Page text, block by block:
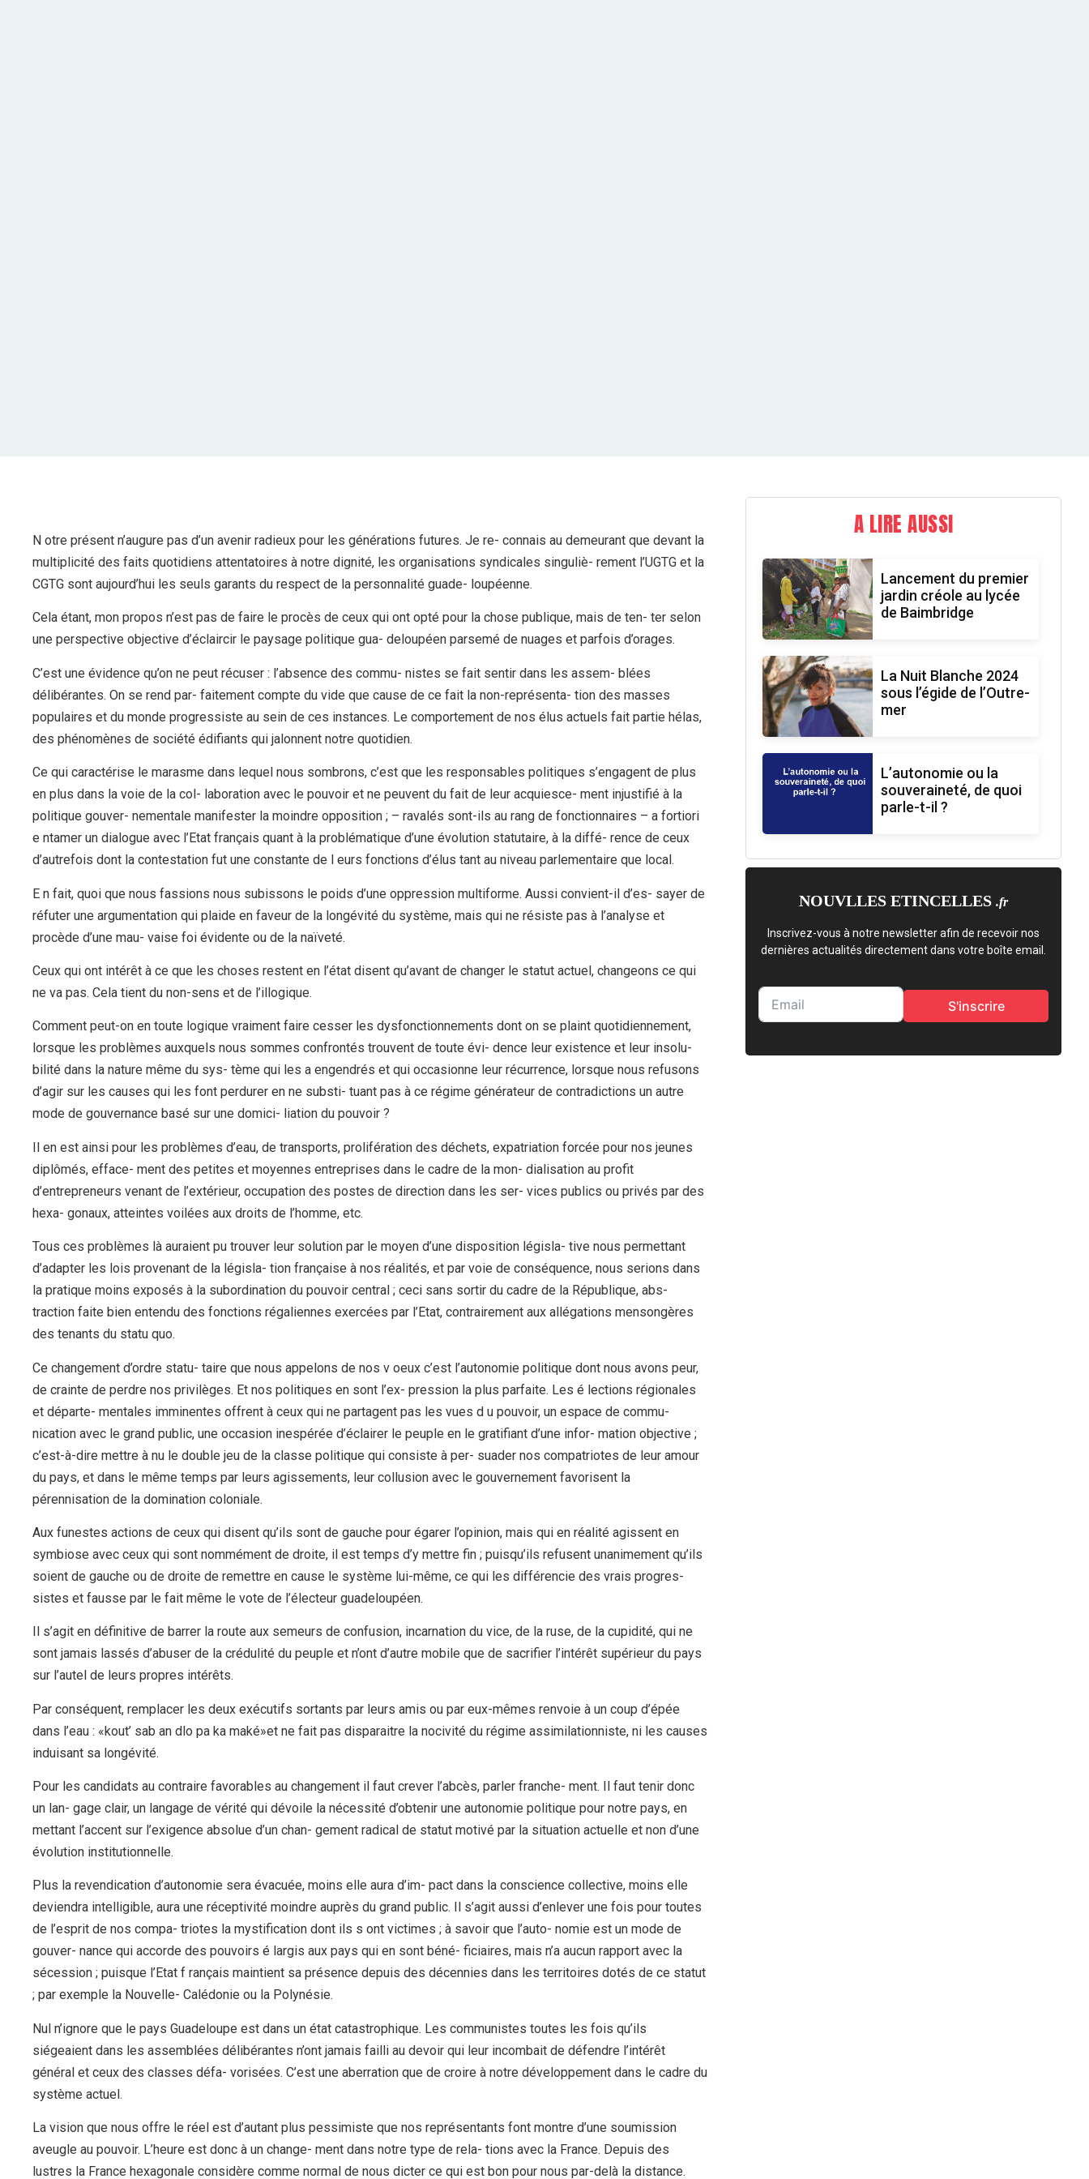
N otre présent n’augure pas d’un avenir radieux pour les générations futures. Je re- connais au demeurant que devant la
multiplicité des faits quotidiens attentatoires à notre dignité, les organisations syndicales singuliè- rement l’UGTG et la
CGTG sont aujourd’hui les seuls garants du respect de la personnalité guade- loupéenne.
Cela étant, mon propos n’est pas de faire le procès de ceux qui ont opté pour la chose publique, mais de ten- ter selon
une perspective objective d’éclaircir le paysage politique gua- deloupéen parsemé de nuages et parfois d’orages.
C’est une évidence qu’on ne peut récuser : l’absence des commu- nistes se fait sentir dans les assem- blées
délibérantes. On se rend par- faitement compte du vide que cause de ce fait la non-représenta- tion des masses
populaires et du monde progressiste au sein de ces instances. Le comportement de nos élus actuels fait partie hélas,
des phénomènes de société édifiants qui jalonnent notre quotidien.
Ce qui caractérise le marasme dans lequel nous sombrons, c’est que les responsables politiques s’engagent de plus
en plus dans la voie de la col- laboration avec le pouvoir et ne peuvent du fait de leur acquiesce- ment injustifié à la
politique gouver- nementale manifester la moindre opposition ; – ravalés sont-ils au rang de fonctionnaires – a fortiori
e ntamer un dialogue avec l’Etat français quant à la problématique d’une évolution statutaire, à la diffé- rence de ceux
d’autrefois dont la contestation fut une constante de l eurs fonctions d’élus tant au niveau parlementaire que local.
E n fait, quoi que nous fassions nous subissons le poids d’une oppression multiforme. Aussi convient-il d’es- sayer de
réfuter une argumentation qui plaide en faveur de la longévité du système, mais qui ne résiste pas à l’analyse et
procède d’une mau- vaise foi évidente ou de la naïveté.
Ceux qui ont intérêt à ce que les choses restent en l’état disent qu’avant de changer le statut actuel, changeons ce qui
ne va pas. Cela tient du non-sens et de l’illogique.
Comment peut-on en toute logique vraiment faire cesser les dysfonctionnements dont on se plaint quotidiennement,
lorsque les problèmes auxquels nous sommes confrontés trouvent de toute évi- dence leur existence et leur insolu-
bilité dans la nature même du sys- tème qui les a engendrés et qui occasionne leur récurrence, lorsque nous refusons
d’agir sur les causes qui les font perdurer en ne substi- tuant pas à ce régime générateur de contradictions un autre
mode de gouvernance basé sur une domici- liation du pouvoir ?
Il en est ainsi pour les problèmes d’eau, de transports, prolifération des déchets, expatriation forcée pour nos jeunes
diplômés, efface- ment des petites et moyennes entreprises dans le cadre de la mon- dialisation au profit
d’entrepreneurs venant de l’extérieur, occupation des postes de direction dans les ser- vices publics ou privés par des
hexa- gonaux, atteintes voilées aux droits de l’homme, etc.
Tous ces problèmes là auraient pu trouver leur solution par le moyen d’une disposition législa- tive nous permettant
d’adapter les lois provenant de la législa- tion française à nos réalités, et par voie de conséquence, nous serions dans
la pratique moins exposés à la subordination du pouvoir central ; ceci sans sortir du cadre de la République, abs-
traction faite bien entendu des fonctions régaliennes exercées par l’Etat, contrairement aux allégations mensongères
des tenants du statu quo.
Ce changement d’ordre statu- taire que nous appelons de nos v oeux c’est l’autonomie politique dont nous avons peur,
de crainte de perdre nos privilèges. Et nos politiques en sont l’ex- pression la plus parfaite. Les é lections régionales
et départe- mentales imminentes offrent à ceux qui ne partagent pas les vues d u pouvoir, un espace de commu-
nication avec le grand public, une occasion inespérée d’éclairer le peuple en le gratifiant d’une infor- mation objective ;
c’est-à-dire mettre à nu le double jeu de la classe politique qui consiste à per- suader nos compatriotes de leur amour
du pays, et dans le même temps par leurs agissements, leur collusion avec le gouvernement favorisent la
pérennisation de la domination coloniale.
Aux funestes actions de ceux qui disent qu’ils sont de gauche pour égarer l’opinion, mais qui en réalité agissent en
symbiose avec ceux qui sont nommément de droite, il est temps d’y mettre fin ; puisqu’ils refusent unanimement qu’ils
soient de gauche ou de droite de remettre en cause le système lui-même, ce qui les différencie des vrais progres-
sistes et fausse par le fait même le vote de l’électeur guadeloupéen.
Il s’agit en définitive de barrer la route aux semeurs de confusion, incarnation du vice, de la ruse, de la cupidité, qui ne
sont jamais lassés d’abuser de la crédulité du peuple et n’ont d’autre mobile que de sacrifier l’intérêt supérieur du pays
sur l’autel de leurs propres intérêts.
Par conséquent, remplacer les deux exécutifs sortants par leurs amis ou par eux-mêmes renvoie à un coup d’épée
dans l’eau : «kout’ sab an dlo pa ka maké»et ne fait pas disparaitre la nocivité du régime assimilationniste, ni les causes
induisant sa longévité.
Pour les candidats au contraire favorables au changement il faut crever l’abcès, parler franche- ment. Il faut tenir donc
un lan- gage clair, un langage de vérité qui dévoile la nécessité d’obtenir une autonomie politique pour notre pays, en
mettant l’accent sur l’exigence absolue d’un chan- gement radical de statut motivé par la situation actuelle et non d’une
évolution institutionnelle.
Plus la revendication d’autonomie sera évacuée, moins elle aura d’im- pact dans la conscience collective, moins elle
deviendra intelligible, aura une réceptivité moindre auprès du grand public. Il s’agit aussi d’enlever une fois pour toutes
de l’esprit de nos compa- triotes la mystification dont ils s ont victimes ; à savoir que l’auto- nomie est un mode de
gouver- nance qui accorde des pouvoirs é largis aux pays qui en sont béné- ficiaires, mais n’a aucun rapport avec la
sécession ; puisque l’Etat f rançais maintient sa présence depuis des décennies dans les territoires dotés de ce statut
; par exemple la Nouvelle- Calédonie ou la Polynésie.
Nul n’ignore que le pays Guadeloupe est dans un état catastrophique. Les communistes toutes les fois qu’ils
siégeaient dans les assemblées délibérantes n’ont jamais failli au devoir qui leur incombait de défendre l’intérêt
général et ceux des classes défa- vorisées. C’est une aberration que de croire à notre développement dans le cadre du
système actuel.
La vision que nous offre le réel est d’autant plus pessimiste que nos représentants font montre d’une soumission
aveugle au pouvoir. L’heure est donc à un change- ment dans notre type de rela- tions avec la France. Depuis des
lustres la France hexagonale considère comme normal de nous dicter ce qui est bon pour nous par-delà la distance.
A LIRE AUSSI
Lancement du premier
jardin créole au lycée
de Baimbridge
La Nuit Blanche 2024
sous l’égide de l’Outre-
mer
L’autonomie ou la
souveraineté, de quoi
parle-t-il ?
NOUVLLES ETINCELLES .fr
Inscrivez-vous à notre newsletter afin de recevoir nos
dernières actualités directement dans votre boîte email.
S'inscrire